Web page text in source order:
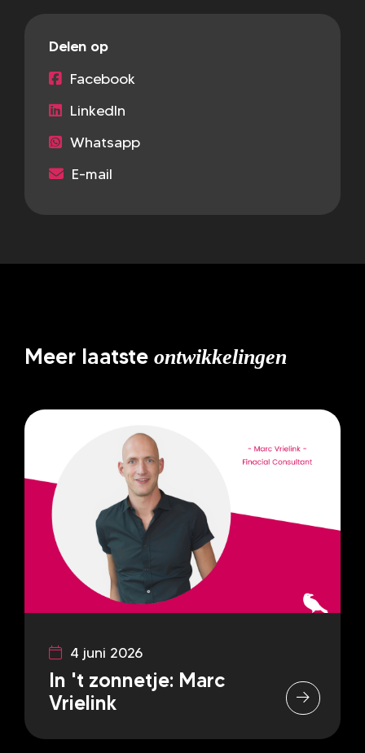
Delen op
Facebook
LinkedIn
Whatsapp
E-mail
Meer laatste ontwikkelingen
4 juni 2026
In 't zonnetje: Marc
Vrielink